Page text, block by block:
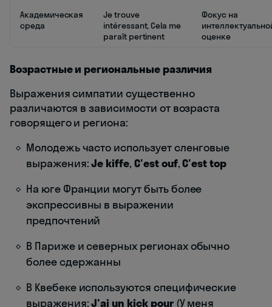
Академическая
среда
Je trouve
intéressant, Cela me
paraît pertinent
Фокус на
оценке
Возрастные и региональные различия
Выражения симпатии существенно
различаются в зависимости от возраста
говорящего и региона:
Молодежь часто использует сленговые
выражения:Je kiffe, C'est ouf,C'est top
На юге Франции могут быть более
экспрессивны в выражении
предпочтений
В Париже и северных регионах обычно
более сдержанны
В Квебеке используются специфические
выражения:J'ai un kick pour(У меня